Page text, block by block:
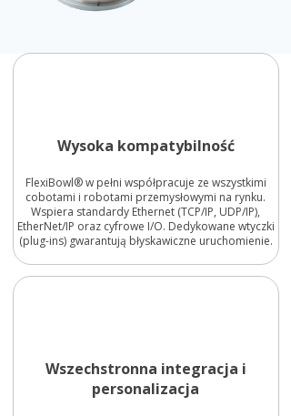
Wysoka kompatybilność
FlexiBowl® w pełni współpracuje ze wszystkimi
cobotami i robotami przemysłowymi na rynku.
Wspiera standardy Ethernet (TCP/IP, UDP/IP),
EtherNet/IP oraz cyfrowe I/O. Dedykowane wtyczki
(plug-ins) gwarantują błyskawiczne uruchomienie.
Wszechstronna integracja i
personalizacja